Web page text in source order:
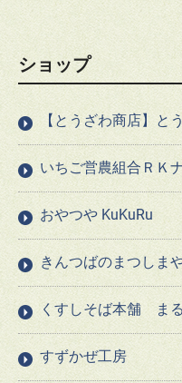
ショップ
【とうざわ商店】と
いちご営農組合ＲＫ
おやつや KuKuRu
きんつばのまつしま
くすしそば本舗 ま
すずかぜ工房